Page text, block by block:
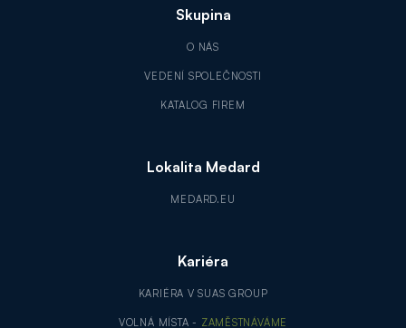
Skupina
O NÁS
VEDENÍ SPOLEČNOSTI
KATALOG FIREM
Lokalita Medard
MEDARD.EU
Kariéra
KARIÉRA V SUAS GROUP
VOLNÁ MÍSTA - ZAMĚSTNÁVÁME